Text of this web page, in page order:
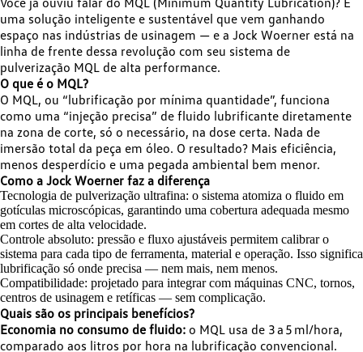
uma solução inteligente e sustentável que vem ganhando
espaço nas indústrias de usinagem — e a Jock Woerner está na
linha de frente dessa revolução com seu sistema de
pulverização MQL de alta performance.
O que é o MQL?
O MQL, ou “lubrificação por mínima quantidade”, funciona
como uma “injeção precisa” de fluido lubrificante diretamente
na zona de corte, só o necessário, na dose certa. Nada de
imersão total da peça em óleo. O resultado? Mais eficiência,
menos desperdício e uma pegada ambiental bem menor.
Como a Jock Woerner faz a diferença
Tecnologia de pulverização ultrafina: o sistema atomiza o fluido em
gotículas microscópicas, garantindo uma cobertura adequada mesmo
em cortes de alta velocidade.
Controle absoluto: pressão e fluxo ajustáveis permitem calibrar o
sistema para cada tipo de ferramenta, material e operação. Isso significa
lubrificação só onde precisa — nem mais, nem menos.
Compatibilidade: projetado para integrar com máquinas CNC, tornos,
centros de usinagem e retíficas — sem complicação.
Quais são os principais benefícios?
Economia no consumo de fluido: o MQL usa de 3 a 5 ml/hora,
comparado aos litros por hora na lubrificação convencional.